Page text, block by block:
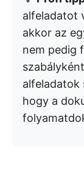
alfeladatot
akkor az
nem pedig
alfeladatok
hogy a